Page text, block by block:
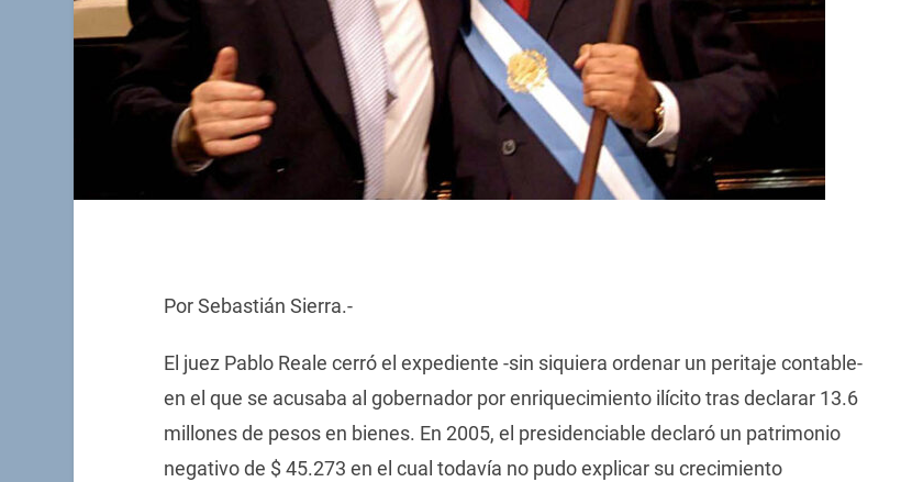
Por Sebastián Sierra.-
El juez Pablo Reale cerró el expediente -sin siquiera ordenar un peritaje contable-
en el que se acusaba al gobernador por enriquecimiento ilícito tras declarar 13.6
millones de pesos en bienes. En 2005, el presidenciable declaró un patrimonio
negativo de $ 45.273 en el cual todavía no pudo explicar su crecimiento